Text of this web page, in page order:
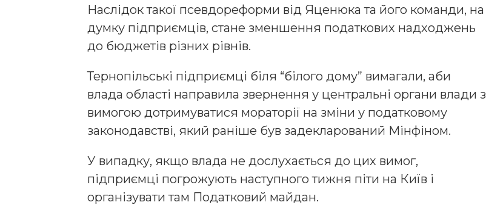
Наслідок такої псевдореформи від Яценюка та його команди, на
думку підприємців, стане зменшення податкових надходжень
до бюджетів різних рівнів.
Тернопільські підприємці біля “білого дому” вимагали, аби
влада області направила звернення у центральні органи влади з
вимогою дотримуватися мораторії на зміни у податковому
законодавстві, який раніше був задекларований Мінфіном.
У випадку, якщо влада не дослухається до цих вимог,
підприємці погрожують наступного тижня піти на Київ і
організувати там Податковий майдан.